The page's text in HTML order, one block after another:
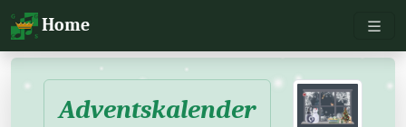
Home
Adventskalender